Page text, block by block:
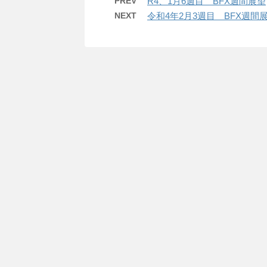
NEXT 令和4年2月3週目 BFX週間